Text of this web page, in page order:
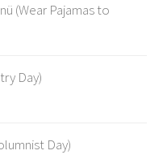
(Wear Pajamas to
Day)
Day)